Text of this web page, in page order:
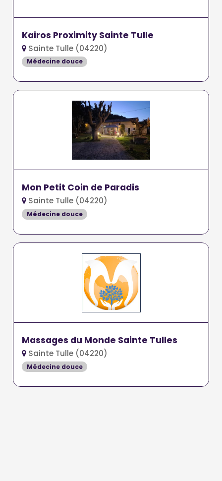
Kairos Proximity Sainte Tulle
Sainte Tulle (04220)
Médecine douce
Mon Petit Coin de Paradis
Sainte Tulle (04220)
Médecine douce
Massages du Monde Sainte Tulles
Sainte Tulle (04220)
Médecine douce